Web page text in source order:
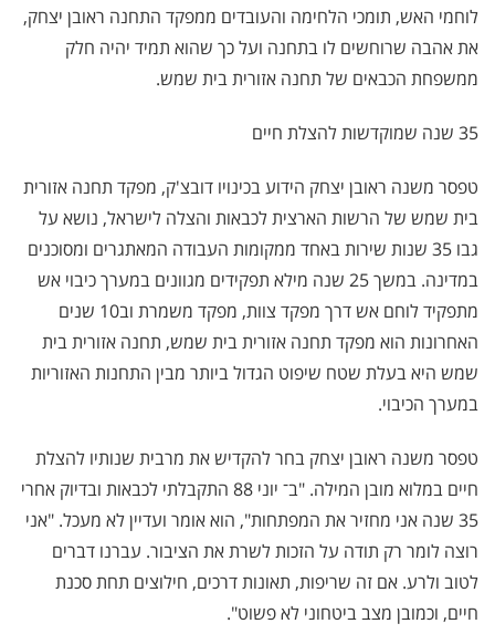
לוחמי האש, תומכי הלחימה והעובדים ממפקד התחנה ראובן יצחק,
את אהבה שרוחשים לו בתחנה ועל כך שהוא תמיד יהיה חלק
ממשפחת הכבאים של תחנה אזורית בית שמש.
35 שנה שמוקדשות להצלת חיים
טפסר משנה ראובן יצחק הידוע בכינויו דובצ'ק, מפקד תחנה אזורית
בית שמש של הרשות הארצית לכבאות והצלה לישראל, נושא על
גבו 35 שנות שירות באחד ממקומות העבודה המאתגרים ומסוכנים
במדינה. במשך 25 שנה מילא תפקידים מגוונים במערך כיבוי אש
מתפקיד לוחם אש דרך מפקד צוות, מפקד משמרת וב10 שנים
האחרונות הוא מפקד תחנה אזורית בית שמש, תחנה אזורית בית
שמש היא בעלת שטח שיפוט הגדול ביותר מבין התחנות האזוריות
במערך הכיבוי.
טפסר משנה ראובן יצחק בחר להקדיש את מרבית שנותיו להצלת
חיים במלוא מובן המילה. "ב־ יוני 88 התקבלתי לכבאות ובדיוק אחרי
35 שנה אני מחזיר את המפתחות", הוא אומר ועדיין לא מעכל. "אני
רוצה לומר רק תודה על הזכות לשרת את הציבור. עברנו דברים
לטוב ולרע. אם זה שריפות, תאונות דרכים, חילוצים תחת סכנת
חיים, וכמובן מצב ביטחוני לא פשוט".